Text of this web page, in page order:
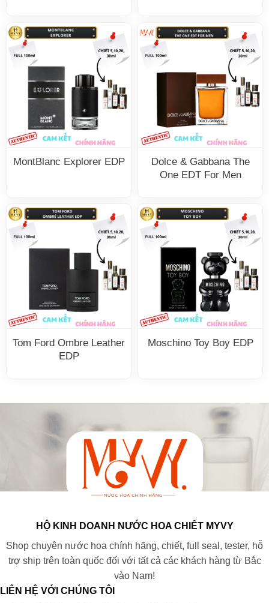
MontBlanc Explorer EDP
Dolce & Gabbana The
One EDT For Men
Tom Ford Ombre Leather
EDP
Moschino Toy Boy EDP
HỘ KINH DOANH NƯỚC HOA CHIẾT MYVY
Shop chuyên nước hoa chính hãng, chiết, full seal, tester, hỗ
trợ ship trên toàn quốc đối với tất cả các khách hàng từ Bắc
vào Nam!
LIÊN HỆ VỚI CHÚNG TÔI